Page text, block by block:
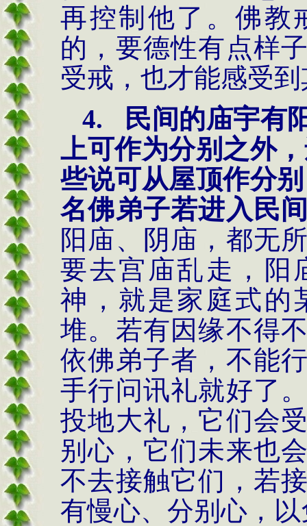
再控制他了。佛教
的，要德性有点样
受戒，也才能感受
4.
民间的庙宇有
上可作为分别之外，
些说可从屋顶作分别
名佛弟子若进入民
阳庙、阴庙，都无
要去宫庙乱走，阳
神，就是家庭式的
堆。若有因缘不得
依佛弟子者，不能
手行问讯礼就好了
投地大礼，它们会
别心，它们未来也
不去接触它们，若
有慢心、分别心，